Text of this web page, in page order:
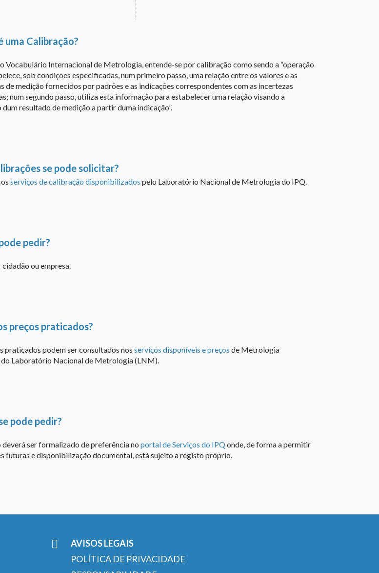
uma Calibração?
Vocabulário Internacional de Metrologia, entende-se por calibração como sendo a “operação
sob condições especificadas, num primeiro passo, uma relação entre os valores e as
de medição fornecidos por padrões e as indicações correspondentes com as incertezas
num segundo passo, utiliza esta informação para estabelecer uma relação visando a
resultado de medição a partir duma indicação”.
se pode solicitar?
osserviços de calibração disponibilizados pelo Laboratório Nacional de Metrologia do IPQ.
pedir?
ou empresa.
preços praticados?
praticados podem ser consultados nosserviços disponíveis e preços de Metrologia
Laboratório Nacional de Metrologia (LNM).
pode pedir?
deverá ser formalizado de preferência noportal de Serviços do IPQonde, de forma a permitir
futuras e disponibilização documental, está sujeito a registo próprio.
AVISOS LEGAIS
POLÍTICA DE PRIVACIDADE